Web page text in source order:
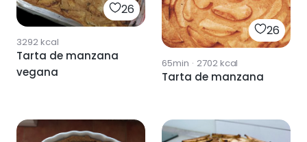
26
3292kcal
Tarta de manzana
vegana
26
65min · 2702kcal
Tarta de manzana